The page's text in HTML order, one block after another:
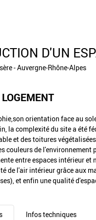
D'UN
- Auvergne-Rhône-Alpes
orientation face au
la complexité du site a été
et des toitures
couleurs de l'environnement
entre espaces intérieur
de l'air intérieur grâce aux
et enfin une qualité
Infos techniques